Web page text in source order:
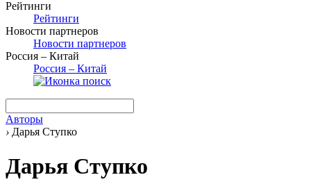
Рейтинги
Рейтинги
Новости партнеров
Новости партнеров
Россия – Китай
Россия – Китай
Авторы
› Дарья Ступко
Дарья Ступко